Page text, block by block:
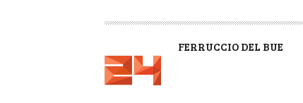
A
FERRUCCIO DEL BUE